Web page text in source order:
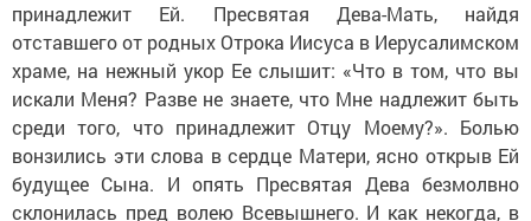
принадлежит Ей. Пресвятая Дева-Мать, найдя
отставшего от родных Отрока Иисуса в Иерусалимском
храме, на нежный укор Ее слышит: «Что в том, что вы
искали Меня? Разве не знаете, что Мне надлежит быть
среди того, что принадлежит Отцу Моему?». Болью
вонзились эти слова в сердце Матери, ясно открыв Ей
будущее Сына. И опять Пресвятая Дева безмолвно
склонилась пред волею Всевышнего. И как некогда, в